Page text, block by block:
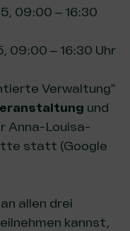
09:00 – 16:30
09:00 – 16:30 Uhr
Verwaltung”
und
Anna-Louisa-
statt (Google
allen drei
kannst,